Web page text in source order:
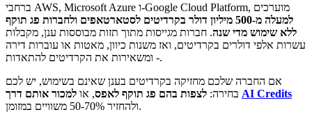
ברחבי AWS, Microsoft Azure ו-Google Cloud Platform, מוערכים
למעלה מ-500 מיליון דולר בקרדיטים לסטארטאפים ולחברות פג תוקף
ללא שימוש מדי שנה. חברות מגייסות מתוך תזות מבוססות ענן, מקבלות
עשרות אלפי דולרים בקרדיטים, ואז משנות כיוון, מאטות או עוברות דירה
- ומשאירות את הקרדיטים להתאדות.
אם החברה שלכם מחזיקה בקרדיטים בענן שאינם בשימוש, יש לכם
בחירה: לצפות בהם פג תוקף לאפס, או
AI Credits
ולהחזיר 50-70% משוויים במזומן.